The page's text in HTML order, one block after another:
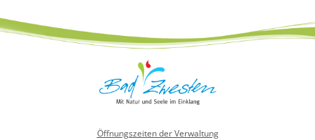
Öffnungszeiten der Verwaltung